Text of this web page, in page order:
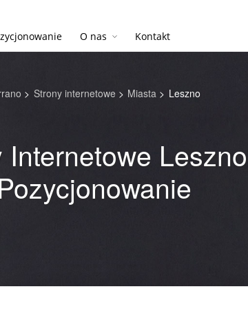
O nas Kontakt
> Strony internetowe > Miasta > Leszno
Internetowe